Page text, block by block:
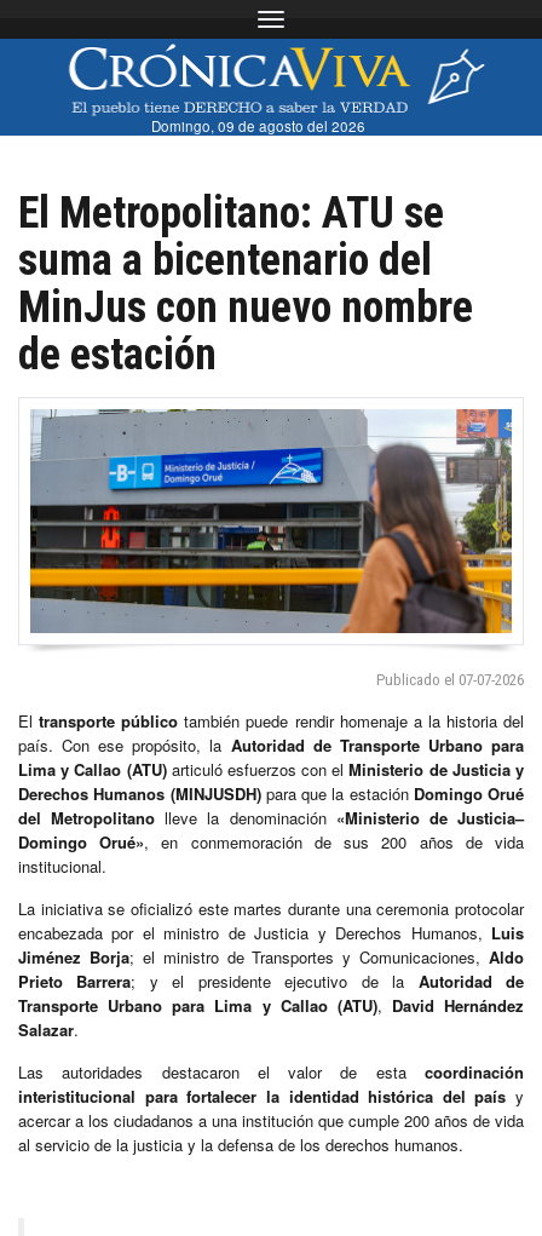
Toggle navigation
Domingo, 09 de agosto del 2026
El Metropolitano: ATU se
suma a bicentenario del
MinJus con nuevo nombre
de estación
Publicado el 07-07-2026
Eltransporte público también puede rendir homenaje a la historia del
país. Con ese propósito, la Autoridad de Transporte Urbano para
Lima y Callao (ATU)articuló esfuerzos con elMinisterio de Justicia y
Derechos Humanos (MINJUSDH)para que la estaciónDomingo Orué
del Metropolitano lleve la denominación«Ministerio de Justicia–
Domingo Orué», en conmemoración de sus 200 años de vida
institucional.
La iniciativa se oficializó este martes durante una ceremonia protocolar
encabezada por el ministro de Justicia y Derechos Humanos, Luis
Jiménez Borja; el ministro de Transportes y Comunicaciones, Aldo
Prieto Barrera; y el presidente ejecutivo de la Autoridad de
Transporte Urbano para Lima y Callao (ATU), David Hernández
Salazar.
Las autoridades destacaron el valor de esta coordinación
interistitucional para fortalecer la identidad histórica del país y
acercar a los ciudadanos a una institución que cumple 200 años de vida
al servicio de la justicia y la defensa de los derechos humanos.